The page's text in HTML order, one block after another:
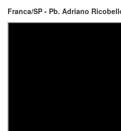
Franca/SP - Pb. Adriano